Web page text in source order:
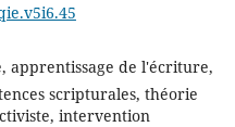
apprentissage de l'écriture,
scripturales, théorie
intervention